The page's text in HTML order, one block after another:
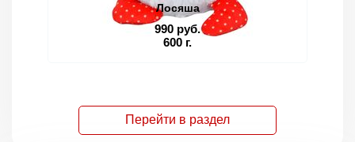
Лосяша
990 руб.
600 г.
Перейти в раздел